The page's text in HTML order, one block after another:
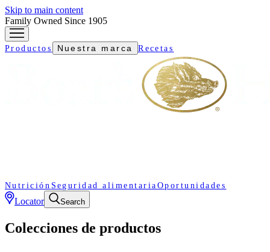
Skip to main content
Family Owned Since 1905
Productos Nuestra marca Recetas
Nutrición Seguridad alimentaria Oportunidades
Locator Search
Colecciones de productos